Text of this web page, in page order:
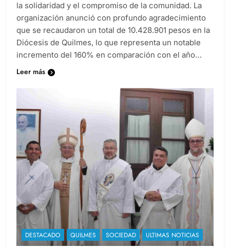
la solidaridad y el compromiso de la comunidad. La
organización anunció con profundo agradecimiento
que se recaudaron un total de 10.428.901 pesos en la
Diócesis de Quilmes, lo que representa un notable
incremento del 160% en comparación con el año…
Leer más
DESTACADO QUILMES SOCIEDAD ULTIMAS NOTICIAS